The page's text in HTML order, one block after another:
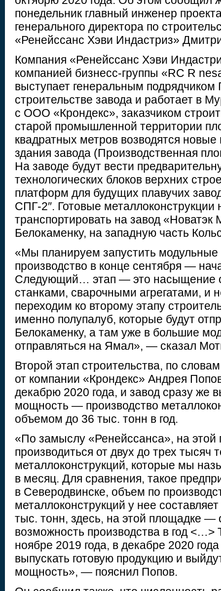
понедельник главный инженер
генерального директора по
«Ренейссанс Хэви Индастриз»
Компания «Ренейссанс Хэви
компанией бизнесс-группы «RC R
выступает генеральным
строительстве завода и работает в
с ООО «Крондекс», заказчиком
старой промышленной территории
квадратных метров возводятся
здания завода (Производственная
На заводе будут вести
технологических блоков верхних
платформ для будущих плавучих
СПГ-2″. Готовые металлоконструкции
транспортировать на завод «Новатэк
Белокаменку, на западную часть
«Мы планируем запустить модульные
производство в конце сентября —
Следующий… этап — это насыщение
станками, сварочными агрегатами, и
переходим ко второму этапу
именно полупалуб, которые будут
Белокаменку, а там уже в большие
отправляться на Ямал», — сказал
Второй этап строительства, по
от компании «Крондекс» Андрея
декабрю 2020 года, и завод сразу же
мощность — производство
объемом до 36 тыс. тонн в год.
«По замыслу «Ренейссанса», на этой
производиться от двух до трех тысяч
металлоконструкций, которые мы
в месяц. Для сравнения, такое
в Северодвинске, объем по
металлоконструкций у нее
тыс. тонн, здесь, на этой площадке —
возможность производства в год <…>
ноябре 2019 года, в декабре 2020
выпускать готовую продукцию и
мощность», — пояснил Попов.